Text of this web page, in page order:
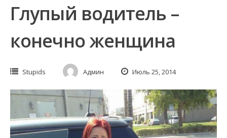
Глупый водитель –
конечно женщина
Stupids Админ Июль 25, 2014